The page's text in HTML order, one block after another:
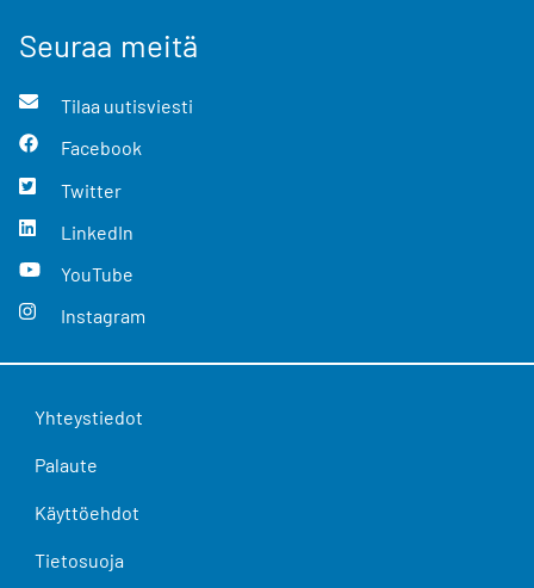
Seuraa meitä
Tilaa uutisviesti
Facebook
Twitter
LinkedIn
YouTube
Instagram
Yhteystiedot
Palaute
Käyttöehdot
Tietosuoja